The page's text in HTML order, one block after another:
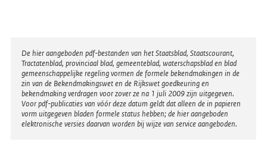
Disclaimer
De hier aangeboden pdf-bestanden van het Staatsblad, Staatscourant,
Tractatenblad, provinciaal blad, gemeenteblad, waterschapsblad en blad
gemeenschappelijke regeling vormen de formele bekendmakingen in de
zin van de Bekendmakingswet en de Rijkswet goedkeuring en
bekendmaking verdragen voor zover ze na 1 juli 2009 zijn uitgegeven.
Voor pdf-publicaties van vóór deze datum geldt dat alleen de in papieren
vorm uitgegeven bladen formele status hebben; de hier aangeboden
elektronische versies daarvan worden bij wijze van service aangeboden.